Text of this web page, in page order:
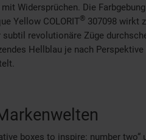
Widersprüchen. Die
Yellow COLORIT® 307098 wirkt
revolutionäre Züge
Hellblau je nach
boxes to inspire: number